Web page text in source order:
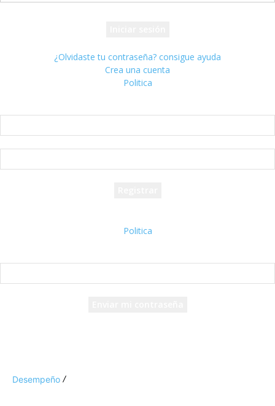
¿Olvidaste tu contraseña? consigue ayuda
Crea una cuenta
Politica
Politica
Desempeño